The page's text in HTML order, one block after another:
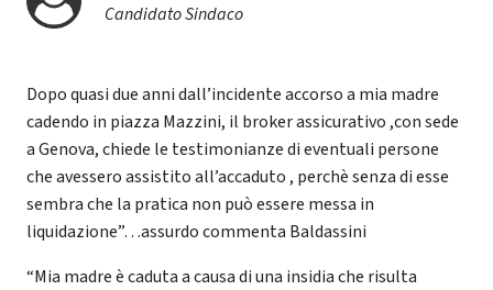
Candidato Sindaco
Dopo quasi due anni dall’incidente accorso a mia madre
cadendo in piazza Mazzini, il broker assicurativo ,con sede
a Genova, chiede le testimonianze di eventuali persone
che avessero assistito all’accaduto , perchè senza di esse
sembra che la pratica non può essere messa in
liquidazione”…assurdo commenta Baldassini
“Mia madre è caduta a causa di una insidia che risulta